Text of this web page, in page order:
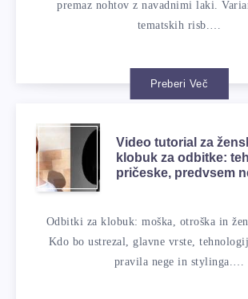
premaz nohtov z navadnimi laki.
tematskih risb.…
Preberi Več
Video tutorial za
klobuk za odbitke:
pričeske, predvsem
Odbitki za klobuk: moška, ​​otroška in
Kdo bo ustrezal, glavne vrste,
pravila nege in stylinga.…